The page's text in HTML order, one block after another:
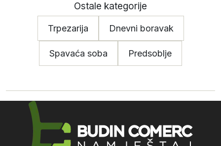
Ostale kategorije
Trpezarija Dnevni boravak
Spavaća soba Predsoblje